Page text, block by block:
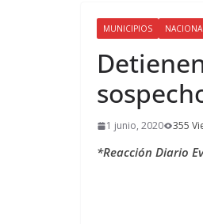
MUNICIPIOS
1 junio, 2020 355
*Reacción Diario